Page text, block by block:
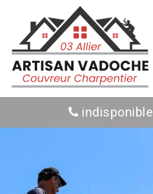
indisponible